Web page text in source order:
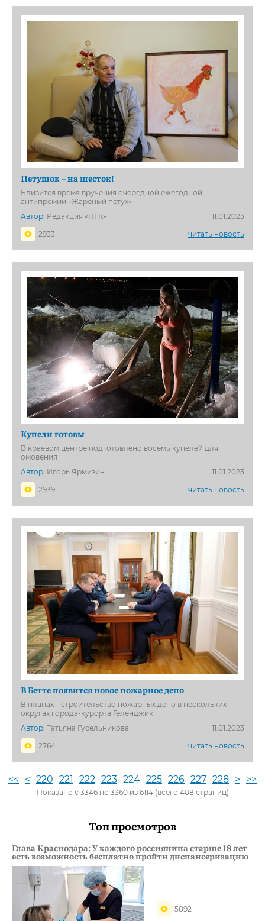
Петушок – на шесток!
Близится время вручения очередной ежегодной
антипремии «Жареный петух»
Автор: Редакция «НГК»
11.01.2023
2933
читать новость
Купели готовы
В краевом центре подготовлено восемь купелей для
омовения
Автор: Игорь Ярмизин
11.01.2023
2939
читать новость
В Бетте появится новое пожарное депо
В планах – строительство пожарных депо в нескольких
округах города-курорта Геленджик
Автор: Татьяна Гусельникова
11.01.2023
2764
читать новость
<< < 220 221 222 223 224 225 226 227 228 > >>
Показано с 3346 по 3360 из 6114 (всего 408 страниц)
Топ просмотров
Глава Краснодара: У каждого россиянина старше 18 лет
есть возможность бесплатно пройти диспансеризацию
5892